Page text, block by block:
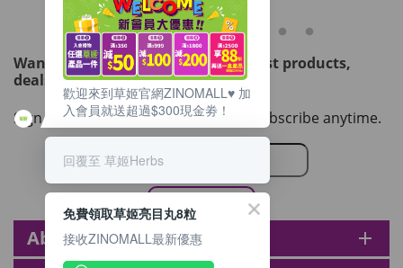
(到期日2027年2月)
Maximum 1 additional products allowed
to the cart
HKD$85
HKD$145
Add To Cart
Want to get updated on all our latest products,
deals, events, and promotions?
Sign up to our email newsletter. Unsubscribe anytime.
About zinomall add
歡迎來到草姬官網ZINOMALL♥️ 加
入會員就送超過$300現金劵！
回覆至 草姬Herbs
免費領取草姬亮目丸8粒
接收ZINOMALL最新優惠